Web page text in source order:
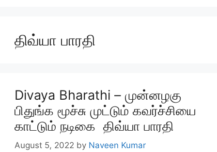
திவ்யா பாரதி
Divaya Bharathi – முன்னழகு
பிதுங்க மூச்சு முட்டும் கவர்ச்சியை
காட்டும் நடிகை திவ்யா பாரதி
August 5, 2022 by Naveen Kumar